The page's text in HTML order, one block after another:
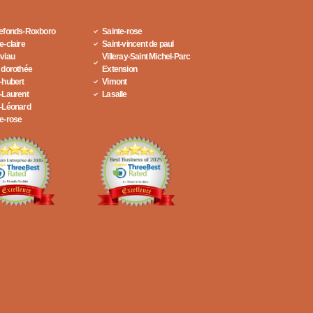
Roxboro
claire
hubert
Laurent
Léonard
rose
Sainte-rose
Saint-vincent de paul
Villeray-Saint Michel-Parc
Extension
Vimont
Lasalle